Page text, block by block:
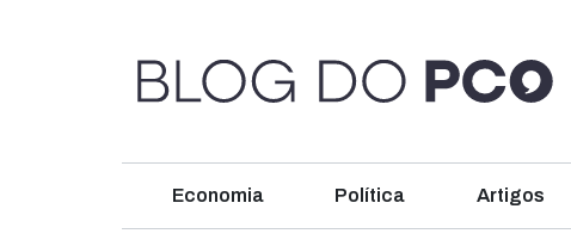
Economia Política Artigos